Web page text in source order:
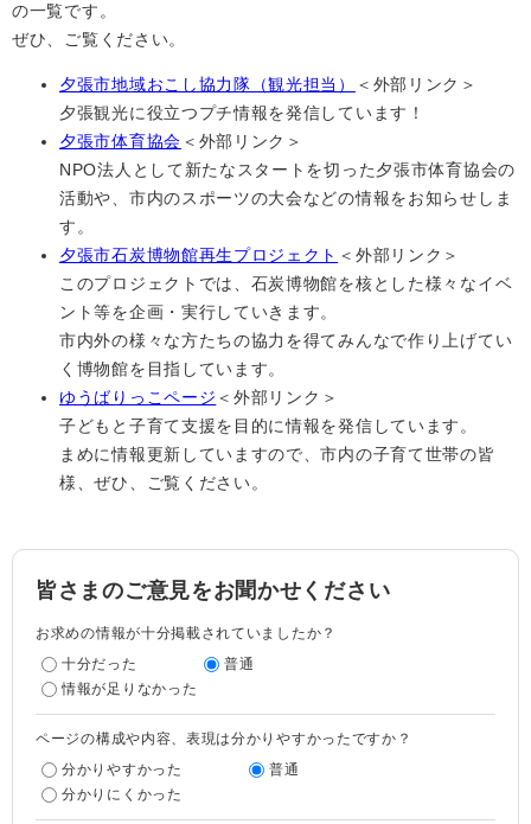
の一覧です。
ぜひ、ご覧ください。
夕張市地域おこし協力隊（観光担当）
＜外部リンク＞
夕張観光に役立つプチ情報を発信しています！
夕張市体育協会 ＜外部リンク＞
NPO法人として新たなスタートを切った夕張市体育協会の
活動や、市内のスポーツの大会などの情報をお知らせしま
す。
夕張市石炭博物館再生プロジェクト ＜外部リンク＞
このプロジェクトでは、石炭博物館を核とした様々なイベ
ント等を企画・実行していきます。
市内外の様々な方たちの協力を得てみんなで作り上げてい
く博物館を目指しています。
ゆうばりっこページ ＜外部リンク＞
子どもと子育て支援を目的に情報を発信しています。
まめに情報更新していますので、市内の子育て世帯の皆
様、ぜひ、ご覧ください。
皆さまのご意見をお聞かせください
お求めの情報が十分掲載されていましたか？
十分だった
普通
情報が足りなかった
ページの構成や内容、表現は分かりやすかったですか？
分かりやすかった
普通
分かりにくかった